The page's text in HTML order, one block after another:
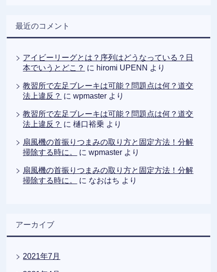
最近のコメント
アイビーリーグとは？序列はどうなっている？日
本でいうとどこ？ に hiromi UPENN より
教習所で左足ブレーキは可能？問題点は何？道交
法上違反？ にwpmaster より
教習所で左足ブレーキは可能？問題点は何？道交
法上違反？ に樋口裕乗 より
扇風機の首振りつまみの取り方と固定方法！分解
掃除する時に。
にwpmaster より
扇風機の首振りつまみの取り方と固定方法！分解
掃除する時に。
に なおはち より
アーカイブ
2021年7月